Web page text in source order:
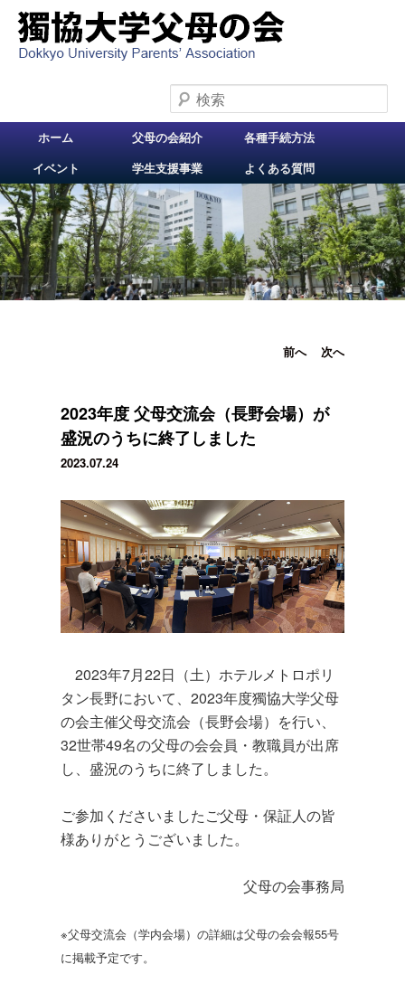
検索
メインメニュー
メインコンテンツへ
移動
ホーム 父母の会紹介
各種手続方法
イベント
学生支援事業 よくある質問
投稿ナビ
前へ 次へ
2023年度 父母交流会（長野会場）が
盛況のうちに終了しました
2023.07.24
2023年7月22日（土）ホテルメトロポリ
タン長野において、2023年度獨協大学父母
の会主催父母交流会（長野会場）を行い、
32世帯49名の父母の会会員・教職員が出席
し、盛況のうちに終了しました。
ご参加くださいましたご父母・保証人の皆
様ありがとうございました。
父母の会事務局
※父母交流会（学内会場）の詳細は父母の会会報55号
に掲載予定です。